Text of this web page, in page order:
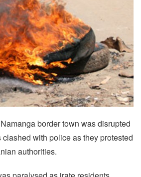
border town was disrupted
with police as they protested
authorities.